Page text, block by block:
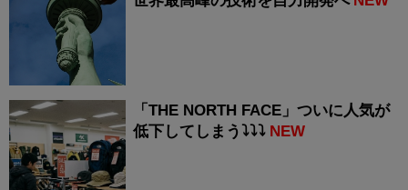
「THE NORTH FACE」ついに人気が
低下してしまう⤵⤵⤵ NEW